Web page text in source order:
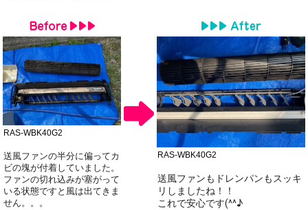
RAS-WBK40G2
送風ファンの半分に偏ってカ
ビの塊が付着していました。
ファンの切れ込みが塞がって
いる状態ですと風は出てきま
せん。。。
RAS-WBK40G2
送風ファンもドレンパンもスッキ
リしましたね！！
これで安心です(^^♪